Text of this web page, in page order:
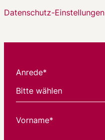
Datenschutz-Einstellungen
Anrede*
Vorname*